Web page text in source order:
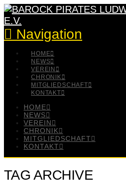
Navigation
HOME
NEWS
VEREIN
CHRONIK
MITGLIEDSCHAFT
KONTAKT
HOME
NEWS
VEREIN
CHRONIK
MITGLIEDSCHAFT
KONTAKT
TAG ARCHIVE